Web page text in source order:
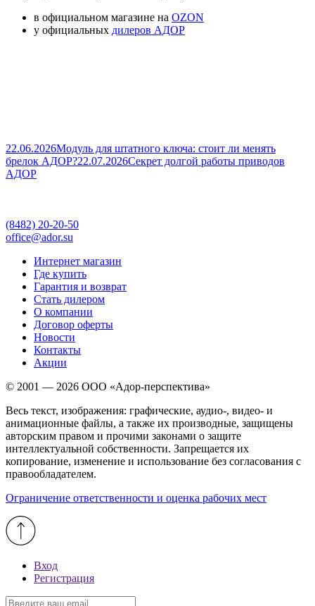
в официальном магазине на OZON
у официальных дилеров АДОР
22.06.2026Модуль для штатного ключа: стоит ли менять
брелок АДОР?22.07.2026Секрет долгой работы приводов
АДОР
(8482) 20-20-50
office@ador.su
Интернет магазин
Где купить
Гарантия и возврат
Стать дилером
О компании
Договор оферты
Новости
Контакты
Акции
© 2001 — 2026 ООО «Адор-перспектива»
Весь текст, изображения: графические, аудио-, видео- и
анимационные файлы, а также их производные, защищены
авторским правом и прочими законами о защите
интеллектуальной собственности. Запрещается их
копирование, изменение и использование без согласования с
правообладателем.
Ограничение ответственности и оценка рабочих мест
Вход
Регистрация